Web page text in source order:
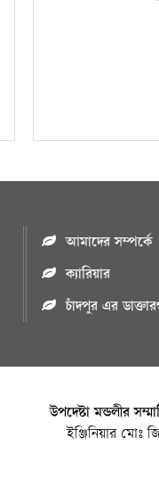
আমাদের সম্পর্কে
ক্যারিয়ার
চাঁদপুর এর
উপদেষ্টা মন্ডলীর
ইঞ্জিনিয়ার মোঃ